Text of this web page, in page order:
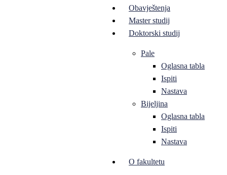
Obavještenja
Master studij
Doktorski studij
Pale
Oglasna tabla
Ispiti
Nastava
Bijeljina
Oglasna tabla
Ispiti
Nastava
O fakultetu